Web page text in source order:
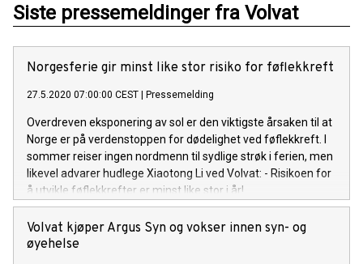
Siste pressemeldinger fra Volvat
Norgesferie gir minst like stor risiko for føflekkreft
27.5.2020 07:00:00 CEST | Pressemelding
Overdreven eksponering av sol er den viktigste årsaken til at
Norge er på verdenstoppen for dødelighet ved føflekkreft. I
sommer reiser ingen nordmenn til sydlige strøk i ferien, men
likevel advarer hudlege Xiaotong Li ved Volvat: - Risikoen for
å utvikle føflekkrefter er minst like stor i år!
Volvat kjøper Argus Syn og vokser innen syn- og
øyehelse